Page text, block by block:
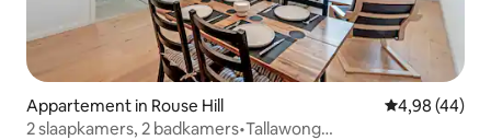
Appartement in Rouse Hill Gemiddelde
4,98 (44)
2 slaapkamers, 2 badkamers•Tallawong